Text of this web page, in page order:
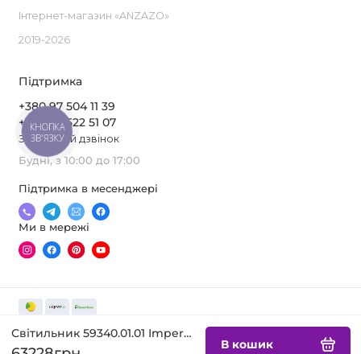
Світильник 59340.01.01 ImperiumLight Accent
В кошик
Інтернет-магазин «ANZAZO»
2019-2026
Підтримка
+380 97 504 11 39
+380 63 522 51 07
Зворотний дзвінок
Будні, з 10:00 до 17:00
Підтримка в месенджері
Ми в мережі
КНОПКА
ЗВ'ЯЗКУ